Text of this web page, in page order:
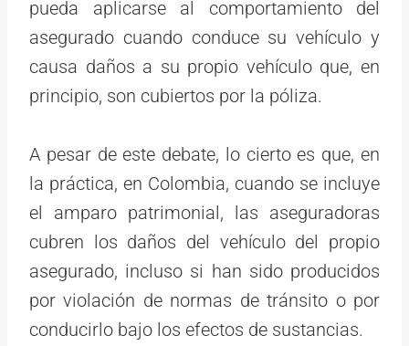
pueda aplicarse al comportamiento del
asegurado cuando conduce su vehículo y
causa daños a su propio vehículo que, en
principio, son cubiertos por la póliza.
A pesar de este debate, lo cierto es que, en
la práctica, en Colombia, cuando se incluye
el amparo patrimonial, las aseguradoras
cubren los daños del vehículo del propio
asegurado, incluso si han sido producidos
por violación de normas de tránsito o por
conducirlo bajo los efectos de sustancias.